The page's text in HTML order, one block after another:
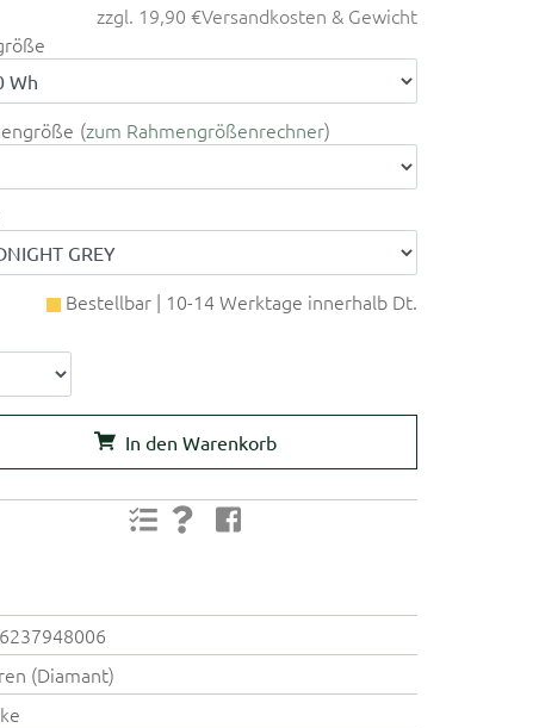
zzgl. 19,90 €Versandkosten & Gewicht
zum Rahmengrößenrechner
Bestellbar | 10-14 Werktage innerhalb Dt.
In den Warenkorb
(Diamant)